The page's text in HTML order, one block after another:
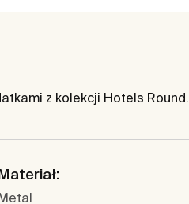
z kolekcji Hotels Round.